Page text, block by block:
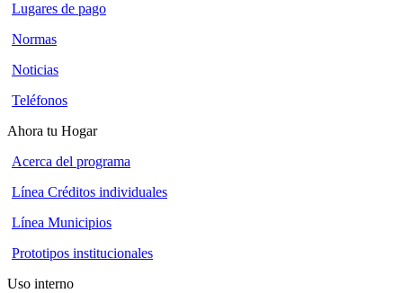
Lugares de pago
Normas
Noticias
Teléfonos
Ahora tu Hogar
Acerca del programa
Línea Créditos individuales
Línea Municipios
Prototipos institucionales
Uso interno